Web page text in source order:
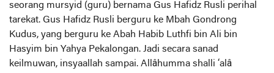
seorang mursyid (guru) bernama Gus Hafidz Rusli perihal
tarekat. Gus Hafidz Rusli berguru ke Mbah Gondrong
Kudus, yang berguru ke Abah Habib Luthfi bin Ali bin
Hasyim bin Yahya Pekalongan. Jadi secara sanad
keilmuwan, insyaallah sampai. Allâhumma shalli ‘alâ